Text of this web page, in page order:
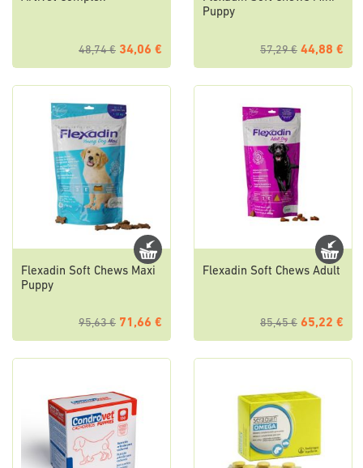
48,74 € 34,06 €
Puppy
57,29 € 44,88 €
Flexadin Soft Chews Maxi
Puppy
95,63 € 71,66 €
Flexadin Soft Chews Adult
85,45 € 65,22 €